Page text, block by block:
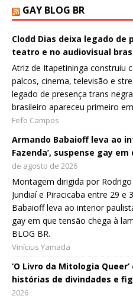
GAY BLOG BR
Clodd Dias deixa legado de
teatro e no audiovisual
Atriz de Itapetininga construiu
palcos, cinema, televisão e
legado de presença trans
brasileiro apareceu primeiro
Fefo Campos
Armando Babaioff leva ao
Fazenda’, suspense gay
de agosto de 2026
Montagem dirigida por
Jundiaí e Piracicaba entre 29
Babaioff leva ao interior
gay em que tensão chega à
BLOG BR.
Vinícius Yamada
‘O Livro da Mitologia
histórias de divindades e
2026